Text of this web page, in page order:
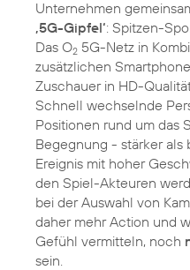
Unternehmen
‚5G-Gipfel‘: Spitzen-
Das O2 5G-Netz in
zusätzlichen
Zuschauer in HD-
Schnell wechselnde
Positionen rund um das
Begegnung - stärker als
Ereignis mit hoher
den Spiel-Akteuren
bei der Auswahl von
daher mehr Action und
Gefühl vermitteln, noch
sein.